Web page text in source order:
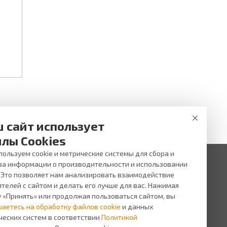
при каких условиях не является публичной офертой,
услуг, пожалуйста, обращайтесь в салоны оптики ВИЖУ.
на прием
О компании
О
компании
сайт использует
Cookies
cookie и метрические системы для сбора и
информации о производительности и использовании
позволяет нам анализировать взаимодействие
с сайтом и делать его лучше для вас. Нажимая
«Принять» или продолжая пользоваться сайтом, вы
на обработку файлов cookie и данных
систем в соответствии Политикой